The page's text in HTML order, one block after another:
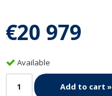
€20 979
Available
Add to cart »